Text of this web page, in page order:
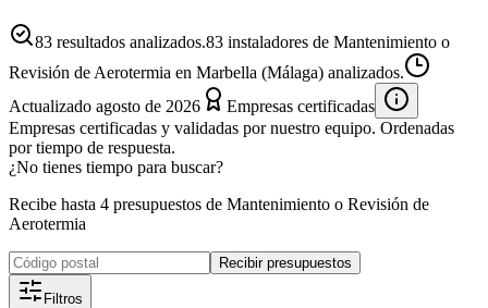
83 resultados analizados.83 instaladores de Mantenimiento o
Revisión de Aerotermia en Marbella (Málaga) analizados.
Actualizado agosto de 2026
Empresas certificadas
Empresas certificadas y validadas por nuestro equipo. Ordenadas
por tiempo de respuesta.
¿No tienes tiempo para buscar?
Recibe hasta 4 presupuestos de Mantenimiento o Revisión de
Aerotermia
Recibir presupuestos
Filtros